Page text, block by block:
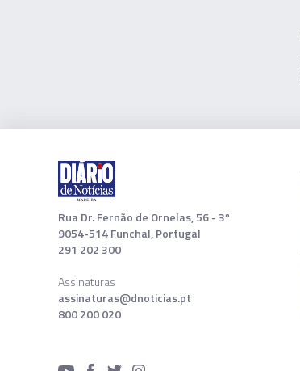
Rua Dr. Fernão de Ornelas, 56 - 3º
9054-514 Funchal, Portugal
291 202 300
Assinaturas
assinaturas@dnoticias.pt
800 200 020